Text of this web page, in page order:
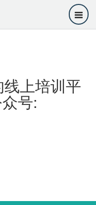
上培训平
号: